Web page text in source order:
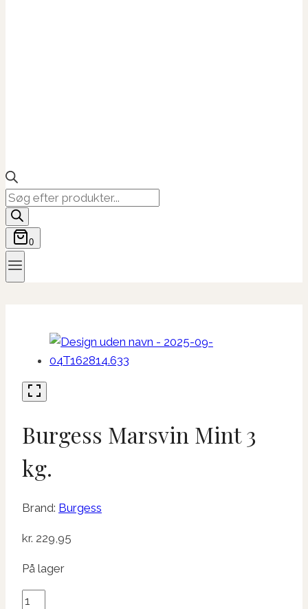
Products
search
0
Burgess Marsvin Mint 3
kg.
Brand: Burgess
kr. 229,95
På lager
Burgess